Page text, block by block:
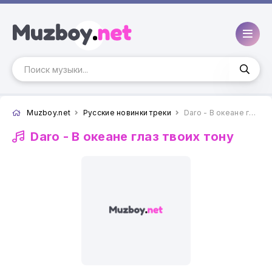
Muzboy.net Русские новинки треки Daro - В океане глаз твоих тону
Daro - В океане глаз твоих тону